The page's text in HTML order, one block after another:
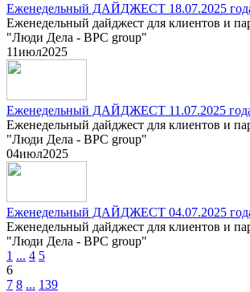
Еженедельный ДАЙДЖЕСТ 18.07.2025
Еженедельный дайджест для клиентов и
"Люди Дела - BPC group"
11июл2025
Еженедельный ДАЙДЖЕСТ 11.07.2025
Еженедельный дайджест для клиентов и
"Люди Дела - BPC group"
04июл2025
Еженедельный ДАЙДЖЕСТ 04.07.2025
Еженедельный дайджест для клиентов и
"Люди Дела - BPC group"
1 ... 4 5
6
7 8 ... 139